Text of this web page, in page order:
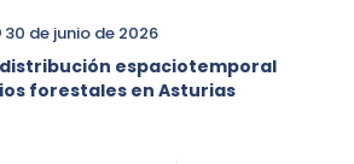
30 de junio de 2026
distribución espaciotemporal
forestales en Asturias